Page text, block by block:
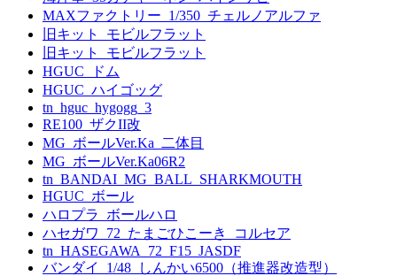
MAXファクトリー_1/350_チェルノアルファ
旧キット_モビルフラット
旧キット_モビルフラット
HGUC_ドム
HGUC_ハイゴッグ
tn_hguc_hygogg_3
RE100_ザクII改
MG_ボールVer.Ka_二体目
MG_ボールVer.Ka06R2
tn_BANDAI_MG_BALL_SHARKMOUTH
HGUC_ボール
ハロプラ_ボールハロ
ハセガワ_72_たまごひこーき_コルセア
tn_HASEGAWA_72_F15_JASDF
バンダイ_1/48_しんかい6500（推進器改造型）